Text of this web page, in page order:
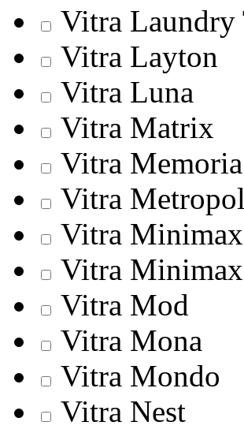
Vitra Laundry
Vitra Layton
Vitra Luna
Vitra Matrix
Vitra Memoria
Vitra
Vitra Minimax
Vitra
Vitra Mod
Vitra Mona
Vitra Mondo
Vitra Nest